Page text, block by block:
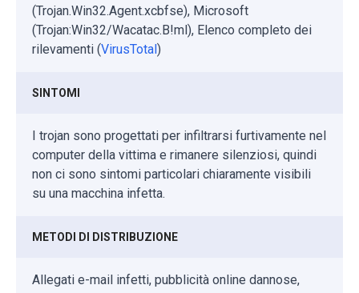
(Trojan.Win32.Agent.xcbfse), Microsoft
(Trojan:Win32/Wacatac.B!ml), Elenco completo dei
rilevamenti (VirusTotal)
SINTOMI
I trojan sono progettati per infiltrarsi furtivamente nel
computer della vittima e rimanere silenziosi, quindi
non ci sono sintomi particolari chiaramente visibili
su una macchina infetta.
METODI DI DISTRIBUZIONE
Allegati e-mail infetti, pubblicità online dannose,